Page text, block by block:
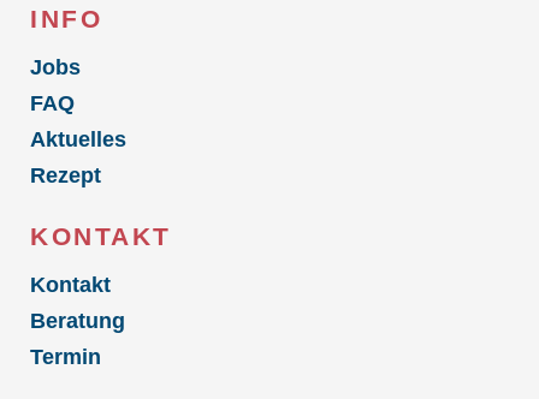
INFO
Jobs
FAQ
Aktuelles
Rezept
KONTAKT
Kontakt
Beratung
Termin